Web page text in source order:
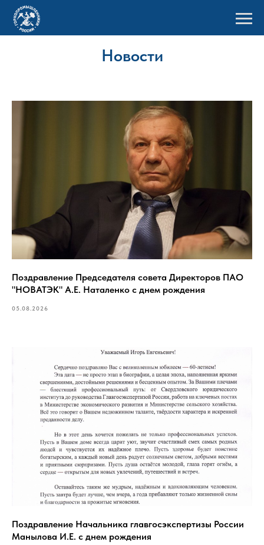
Новости
Поздравление Председателя совета Директоров ПАО
"НОВАТЭК" А.Е. Наталенко с днем рождения
05.08.2026
Поздравление Начальника главгосэкспертизы России
Манылова И.Е. с днем рождения